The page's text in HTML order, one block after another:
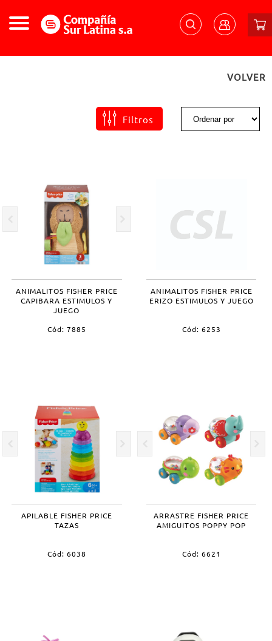
VOLVER
Filtros
ANIMALITOS FISHER PRICE
CAPIBARA ESTIMULOS Y
JUEGO
Cód: 7885
ANIMALITOS FISHER PRICE
ERIZO ESTIMULOS Y JUEGO
Cód: 6253
APILABLE FISHER PRICE
TAZAS
Cód: 6038
ARRASTRE FISHER PRICE
AMIGUITOS POPPY POP
Cód: 6621